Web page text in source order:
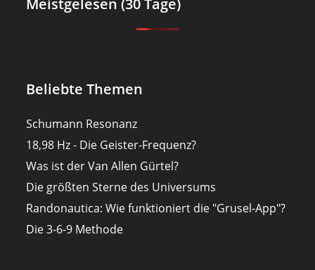
Meistgelesen (30 Tage)
Beliebte Themen
Schumann Resonanz
18,98 Hz - Die Geister-Frequenz?
Was ist der Van Allen Gürtel?
Die größten Sterne des Universums
Randonautica: Wie funktioniert die "Grusel-App"?
Die 3-6-9 Methode